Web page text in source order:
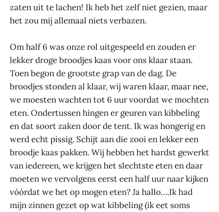
zaten uit te lachen! Ik heb het zelf niet gezien, maar
het zou mij allemaal niets verbazen.
Om half 6 was onze rol uitgespeeld en zouden er
lekker droge broodjes kaas voor ons klaar staan.
Toen begon de grootste grap van de dag. De
broodjes stonden al klaar, wij waren klaar, maar nee,
we moesten wachten tot 6 uur voordat we mochten
eten. Ondertussen hingen er geuren van kibbeling
en dat soort zaken door de tent. Ik was hongerig en
werd echt pissig. Schijt aan die zooi en lekker een
broodje kaas pakken. Wij hebben het hardst gewerkt
van iedereen, we krijgen het slechtste eten en daar
moeten we vervolgens eerst een half uur naar kijken
vóórdat we het op mogen eten? Ja hallo….Ik had
mijn zinnen gezet op wat kibbeling (ik eet soms